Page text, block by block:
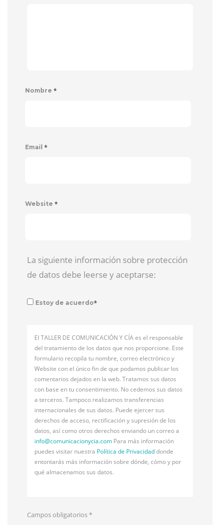
Nombre *
Email *
Website *
La siguiente información sobre protección
de datos debe leerse y aceptarse:
Estoy de acuerdo*
El TALLER DE COMUNICACIÓN Y CÍA es el responsable
del tratamiento de los datos que nos proporcione. Este
formulario recopila tu nombre, correo electrónico y
Website con el único fin de que podamos publicar los
comentarios dejados en la web. Tratamos sus datos
con base en tu consentimiento. No cedemos sus datos
a terceros. Tampoco realizamos transferencias
internacionales de sus datos. Puede ejercer sus
derechos de acceso, rectificación y supresión de los
datos, así como otros derechos enviando un correo a
info@comunicacionycia.com Para más información
puedes visitar nuestra Política de Privacidaddonde
entontarás más información sobre dónde, cómo y por
qué almacenamos sus datos.
Campos obligatorios*